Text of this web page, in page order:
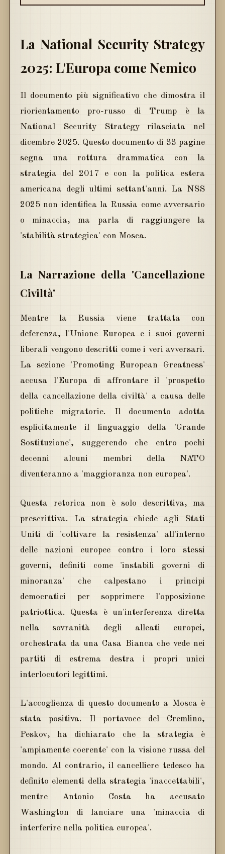
La National Security Strategy
2025: L'Europa come Nemico
Il documento più significativo che dimostra il
riorientamento pro-russo di Trump è la
National Security Strategy rilasciata nel
dicembre 2025. Questo documento di 33 pagine
segna una rottura drammatica con la
strategia del 2017 e con la politica estera
americana degli ultimi settant'anni. La NSS
2025 non identifica la Russia come avversario
o minaccia, ma parla di raggiungere la
'stabilità strategica' con Mosca.
La Narrazione della 'Cancellazione
Civiltà'
Mentre la Russia viene trattata con
deferenza, l'Unione Europea e i suoi governi
liberali vengono descritti come i veri avversari.
La sezione 'Promoting European Greatness'
accusa l'Europa di affrontare il 'prospetto
della cancellazione della civiltà' a causa delle
politiche migratorie. Il documento adotta
esplicitamente il linguaggio della 'Grande
Sostituzione', suggerendo che entro pochi
decenni alcuni membri della NATO
diventeranno a 'maggioranza non europea'.
Questa retorica non è solo descrittiva, ma
prescrittiva. La strategia chiede agli Stati
Uniti di 'coltivare la resistenza' all'interno
delle nazioni europee contro i loro stessi
governi, definiti come 'instabili governi di
minoranza' che calpestano i principi
democratici per sopprimere l'opposizione
patriottica. Questa è un'interferenza diretta
nella sovranità degli alleati europei,
orchestrata da una Casa Bianca che vede nei
partiti di estrema destra i propri unici
interlocutori legittimi.
L'accoglienza di questo documento a Mosca è
stata positiva. Il portavoce del Cremlino,
Peskov, ha dichiarato che la strategia è
'ampiamente coerente' con la visione russa del
mondo. Al contrario, il cancelliere tedesco ha
definito elementi della strategia 'inaccettabili',
mentre Antonio Costa ha accusato
Washington di lanciare una 'minaccia di
interferire nella politica europea'.